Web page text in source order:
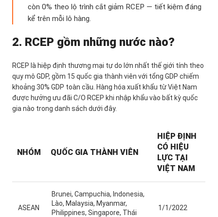
còn 0% theo lộ trình cắt giảm RCEP — tiết kiệm đáng
kể trên mỗi lô hàng.
2. RCEP gồm những nước nào?
RCEP là hiệp định thương mại tự do lớn nhất thế giới tính theo
quy mô GDP, gồm 15 quốc gia thành viên với tổng GDP chiếm
khoảng 30% GDP toàn cầu. Hàng hóa xuất khẩu từ Việt Nam
được hưởng ưu đãi C/O RCEP khi nhập khẩu vào bất kỳ quốc
gia nào trong danh sách dưới đây.
NHÓM QUỐC GIA THÀNH VIÊN
HIỆP ĐỊNH
CÓ HIỆU
LỰC TẠI
VIỆT NAM
ASEAN
Brunei, Campuchia, Indonesia,
Lào, Malaysia, Myanmar,
Philippines, Singapore, Thái
1/1/2022